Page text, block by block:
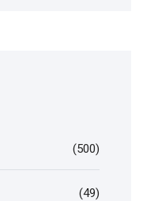
(500)
(49)